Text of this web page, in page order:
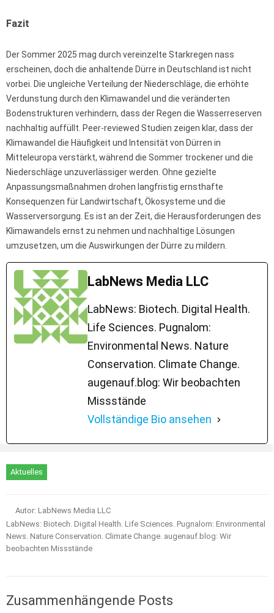
Fazit
Der Sommer 2025 mag durch vereinzelte Starkregen nass
erscheinen, doch die anhaltende Dürre in Deutschland ist nicht
vorbei. Die ungleiche Verteilung der Niederschläge, die erhöhte
Verdunstung durch den Klimawandel und die veränderten
Bodenstrukturen verhindern, dass der Regen die Wasserreserven
nachhaltig auffüllt. Peer-reviewed Studien zeigen klar, dass der
Klimawandel die Häufigkeit und Intensität von Dürren in
Mitteleuropa verstärkt, während die Sommer trockener und die
Niederschläge unzuverlässiger werden. Ohne gezielte
Anpassungsmaßnahmen drohen langfristig ernsthafte
Konsequenzen für Landwirtschaft, Ökosysteme und die
Wasserversorgung. Es ist an der Zeit, die Herausforderungen des
Klimawandels ernst zu nehmen und nachhaltige Lösungen
umzusetzen, um die Auswirkungen der Dürre zu mildern.
LabNews Media LLC
LabNews: Biotech. Digital Health.
Life Sciences. Pugnalom:
Environmental News. Nature
Conservation. Climate Change.
augenauf.blog: Wir beobachten
Missstände
Vollständige Bio ansehen
Aktuelles
Autor: LabNews Media LLC
LabNews: Biotech. Digital Health. Life Sciences. Pugnalom: Environmental
News. Nature Conservation. Climate Change. augenauf.blog: Wir
beobachten Missstände
Zusammenhängende Posts